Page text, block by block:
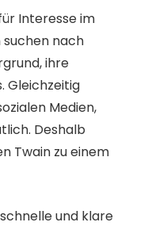
Interesse im
suchen nach
ihre
Gleichzeitig
Medien,
Deshalb
Twain zu einem
und klare